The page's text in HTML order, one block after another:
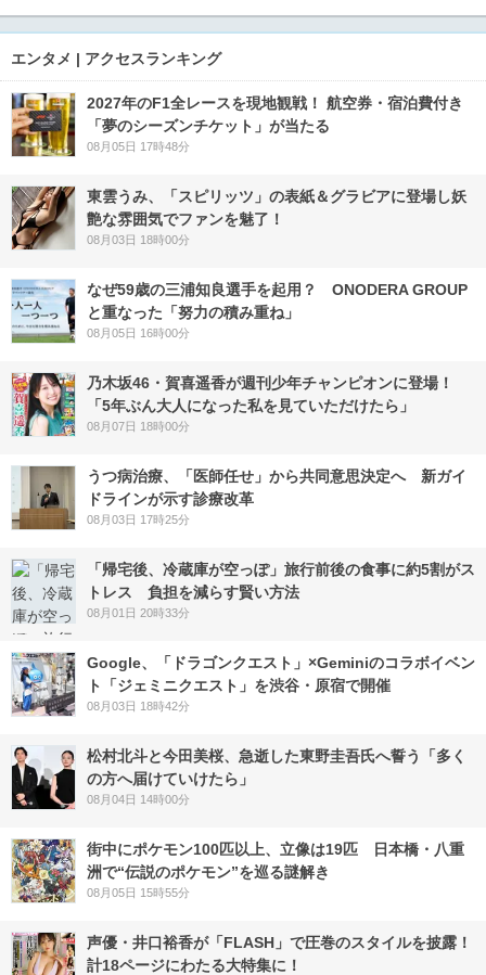
エンタメ | アクセスランキング
2027年のF1全レースを現地観戦！ 航空券・宿泊費付き
「夢のシーズンチケット」が当たる
08月05日 17時48分
東雲うみ、「スピリッツ」の表紙＆グラビアに登場し妖
艶な雰囲気でファンを魅了！
08月03日 18時00分
なぜ59歳の三浦知良選手を起用？ ONODERA GROUP
と重なった「努力の積み重ね」
08月05日 16時00分
乃木坂46・賀喜遥香が週刊少年チャンピオンに登場！
「5年ぶん大人になった私を見ていただけたら」
08月07日 18時00分
うつ病治療、「医師任せ」から共同意思決定へ 新ガイ
ドラインが示す診療改革
08月03日 17時25分
「帰宅後、冷蔵庫が空っぽ」旅行前後の食事に約5割がス
トレス 負担を減らす賢い方法
08月01日 20時33分
Google、「ドラゴンクエスト」×Geminiのコラボイベン
ト「ジェミニクエスト」を渋谷・原宿で開催
08月03日 18時42分
松村北斗と今田美桜、急逝した東野圭吾氏へ誓う「多く
の方へ届けていけたら」
08月04日 14時00分
街中にポケモン100匹以上、立像は19匹 日本橋・八重
洲で“伝説のポケモン”を巡る謎解き
08月05日 15時55分
声優・井口裕香が「FLASH」で圧巻のスタイルを披露！
計18ページにわたる大特集に！